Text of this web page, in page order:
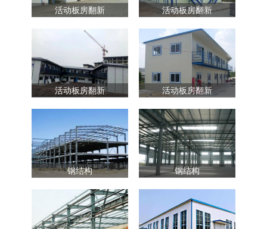
活动板房翻新 活动板房翻新
活动板房翻新 活动板房翻新
钢结构 钢结构